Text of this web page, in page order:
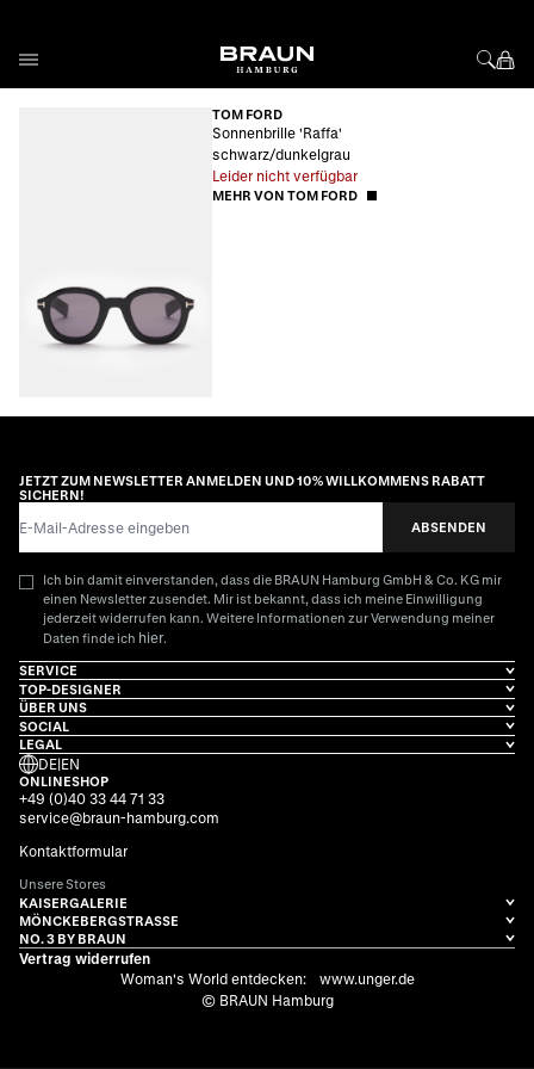
TOM FORD
Sonnenbrille 'Raffa'
schwarz/dunkelgrau
Leider nicht verfügbar
MEHR VON TOM FORD
JETZT ZUM NEWSLETTER ANMELDEN UND 10% WILLKOMMENS RABATT
SICHERN!
ABSENDEN
Ich bin damit einverstanden, dass die BRAUN Hamburg GmbH & Co. KG mir
einen Newsletter zusendet. Mir ist bekannt, dass ich meine Einwilligung
jederzeit widerrufen kann. Weitere Informationen zur Verwendung meiner
Daten finde ich hier.
SERVICE
TOP-DESIGNER
ÜBER UNS
SOCIAL
LEGAL
DE|EN
ONLINESHOP
+49 (0)40 33 44 71 33
service@braun-hamburg.com
Kontaktformular
Unsere Stores
KAISERGALERIE
MÖNCKEBERGSTRASSE
NO. 3 BY BRAUN
Vertrag widerrufen
Woman's World entdecken:
www.unger.de
© BRAUN Hamburg